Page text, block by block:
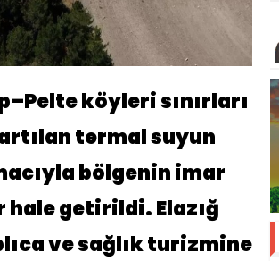
köyleri sınırları
termal suyun
bölgenin imar
hale getirildi. Elazığ
ve sağlık turizmine